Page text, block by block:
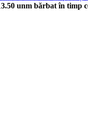
unm bărbat în timp